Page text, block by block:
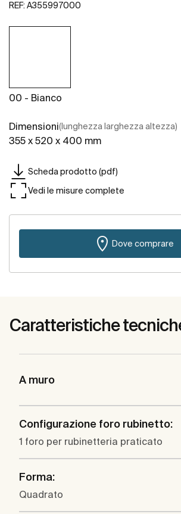
REF: A355997000
00 - Bianco
Dimensioni(lunghezza larghezza altezza)
355 x 520 x 400 mm
Scheda prodotto (pdf)
Vedi le misure complete
Dove comprare
Caratteristiche
A muro
Configurazione foro rubinetto:
1 foro per rubinetteria praticato
Forma:
Quadrato